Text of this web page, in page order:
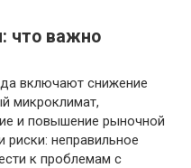
что важно
включают снижение
микроклимат,
и повышение рыночной
неправильное
к проблемам с